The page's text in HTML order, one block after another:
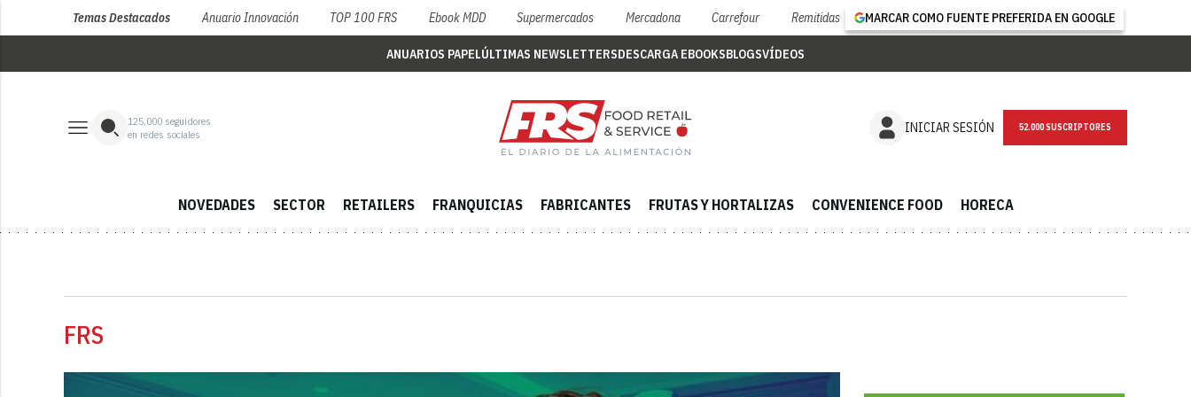
Temas Destacados Anuario Innovación TOP 100 FRS Ebook MDD Supermercados Mercadona Carrefour Remitidas MARCAR COMO FUENTE PREFERIDA EN GOOGLE
ANUARIOS PAPELÚLTIMAS NEWSLETTERSDESCARGA EBOOKSBLOGSVÍDEOS
125,000 seguidores
en redes sociales
INICIAR SESIÓN NEWSLETTER
NOVEDADES SECTOR RETAILERS FRANQUICIAS FABRICANTES FRUTAS Y HORTALIZAS CONVENIENCE FOOD HORECA
FRS